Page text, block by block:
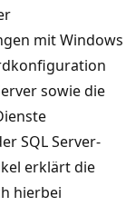
mit Windows
sowie die
SQL Server-
erklärt die
hierbei